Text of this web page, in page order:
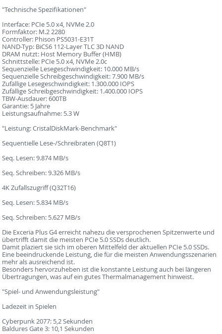
"Technische Spezifikationen"
Interface: PCIe 5.0 x4, NVMe 2.0
Formfaktor: M.2 2280
Controller: Phison PS5031-E31T
NAND-Typ: BiCS6 112-Layer TLC 3D NAND
DRAM nutzt: Host Memory Buffer (HMB)
Schnittstelle: PCIe 5.0 x4, NVMe 2.0c
Sequenzielle Lesegeschwindigkeit: 10.000 MB/s
Sequenzielle Schreibgeschwindigkeit: 7.900 MB/s
Zufällige Lesegeschwindigkeit: 1.300.000 IOPS
Zufällige Schreibgeschwindigkeit: 1.400.000 IOPS
TBW-Ausdauer: 600TB
Garantie: 5 Jahre
Leistungsaufnahme: 5.3 W
"Leistung: CristalDiskMark-Benchmark"
Sequentielle Lese-/Schreibraten (Q8T1)
Seq. Lesen: 9.874 MB/s
Seq. Schreiben: 9.326 MB/s
4K Zufallszugriff (Q32T16)
Seq. Lesen: 5.834 MB/s
Seq. Schreiben: 5.627 MB/s
Die Exceria Plus G4 erreicht nahezu die versprochenen Spitzenwerte und
übertrifft damit die meisten PCIe 5.0 SSDs deutlich.
Damit plaziert sie sich im oberen Mittelfeld der aktuellen PCIe 5.0 SSDs.
Eine beeindruckende Leistung, die für die meisten Anwendungsszenarien
mehr als ausreichend ist.
Besonders hervorzuheben ist die konstante Leistung auch bei längeren
Übertragungen, was auf ein gutes Thermalmanagement hinweist.
"Spiel- und Anwendungsleistung"
Ladezeit in Spielen
Cyberpunk 2077: 5,2 Sekunden
Baldures Gate 3: 10,1 Sekunden